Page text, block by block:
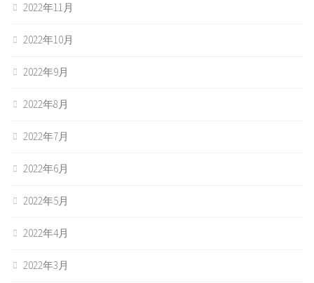
2022年11月
2022年10月
2022年9月
2022年8月
2022年7月
2022年6月
2022年5月
2022年4月
2022年3月